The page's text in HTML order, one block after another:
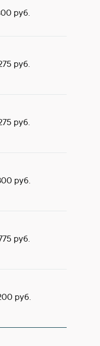
руб.
руб.
руб.
руб.
руб.
руб.